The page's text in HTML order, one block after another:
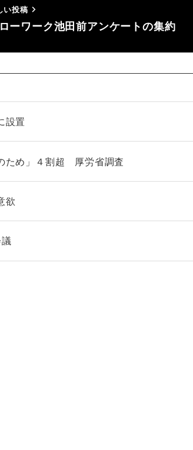
い投稿
ーワーク池田前アンケートの集約
設置
ため」４割超 厚労省調査
欲